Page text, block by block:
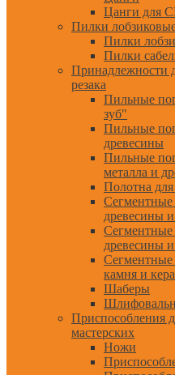
Цанги для
Пилки
Пилки
Пилки
Принадлежности
резака
Пильные
зуб"
Пильные
древесины
Пильные
металла и
Полотна для
Сегментные
древесины
Сегментные
древесины
Сегментные
камня и
Шаберы
Приспособления
мастерских
Ножи